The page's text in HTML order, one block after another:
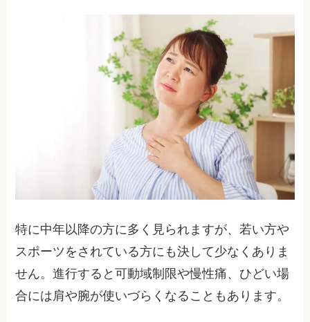
特に中年以降の方に多く見られますが、若い方や
スポーツをされている方にも決して少なくありま
せん。進行すると可動域制限や慢性痛、ひどい場
合には肩や腕が使いづらくなることもあります。